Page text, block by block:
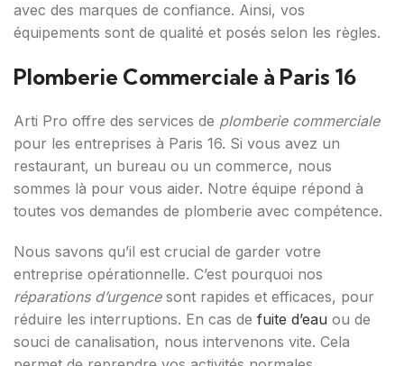
avec des marques de confiance. Ainsi, vos
équipements sont de qualité et posés selon les règles.
Plomberie Commerciale à Paris 16
Arti Pro offre des services de plomberie commerciale
pour les entreprises à Paris 16. Si vous avez un
restaurant, un bureau ou un commerce, nous
sommes là pour vous aider. Notre équipe répond à
toutes vos demandes de plomberie avec compétence.
Nous savons qu’il est crucial de garder votre
entreprise opérationnelle. C’est pourquoi nos
réparations d’urgencesont rapides et efficaces, pour
réduire les interruptions. En cas de fuite d’eau ou de
souci de canalisation, nous intervenons vite. Cela